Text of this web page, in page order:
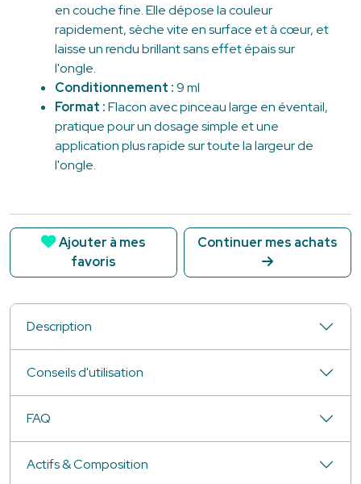
en couche fine. Elle dépose la couleur
rapidement, sèche vite en surface et à cœur, et
laisse un rendu brillant sans effet épais sur
l'ongle.
Conditionnement :9 ml
Format :Flacon avec pinceau large en éventail,
pratique pour un dosage simple et une
application plus rapide sur toute la largeur de
l'ongle.
Ajouter à mes
favoris
Continuer mes achats
Description
Conseils d'utilisation
FAQ
Actifs & Composition